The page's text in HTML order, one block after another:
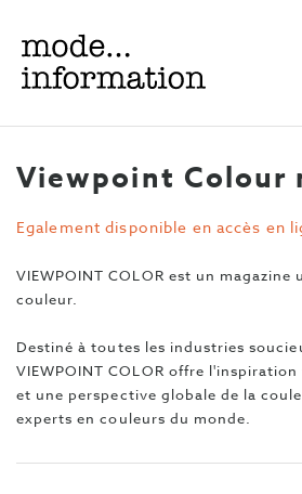
Mode
information
Viewpoint Colour
Egalement disponible en accès en
VIEWPOINT COLOR est un magazine
couleur.
Destiné à toutes les industries
VIEWPOINT COLOR offre
et une perspective globale de la
experts en couleurs du monde.